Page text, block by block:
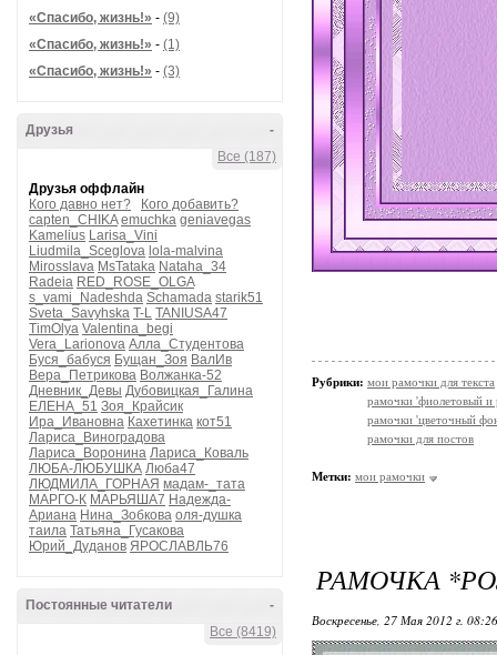
«Спасибо, жизнь!» - (9)
«Спасибо, жизнь!» - (1)
«Спасибо, жизнь!» - (3)
-
Друзья
Все (187)
Друзья оффлайн
Кого давно нет?
Кого добавить?
capten_CHIKA emuchka geniavegas
Kamelius Larisa_Vini
Liudmila_Sceglova lola-malvina
Mirosslava MsTataka Nataha_34
Radeia RED_ROSE_OLGA
s_vami_Nadeshda Schamada starik51
Sveta_Savyhska T-L TANIUSA47
TimOlya Valentina_begi
Vera_Larionova Алла_Студентова
Буся_бабуся Бущан_Зоя ВалИв
Вера_Петрикова Волжанка-52
Дневник_Девы Дубовицкая_Галина
ЕЛЕНА_51 Зоя_Крайсик
Ира_Ивановна Кахетинка кот51
Лариса_Виноградова
Лариса_Воронина Лариса_Коваль
ЛЮБА-ЛЮБУШКА Люба47
ЛЮДМИЛА_ГОРНАЯ мадам-_тата
МАРГО-К МАРЬЯША7 Надежда-
Ариана Нина_Зобкова оля-душка
таила Татьяна_Гусакова
Юрий_Дуданов ЯРОСЛАВЛЬ76
-
Постоянные читатели
Все (8419)
Рубрики: мои рамочки для текста
рамочки 'фиолетовый и
рамочки 'цветочный
рамочки для постов
Метки: мои рамочки
РАМОЧКА
Воскресенье, 27 Мая 2012 г.